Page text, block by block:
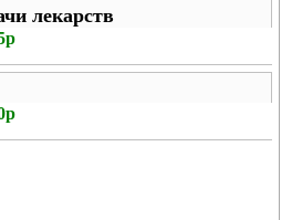
лекарств